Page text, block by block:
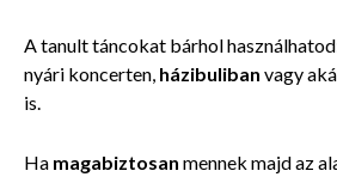
A tanult táncokat bárhol
nyári koncerten, házibuliban vagy
is.
Ha magabiztosan mennek majd az